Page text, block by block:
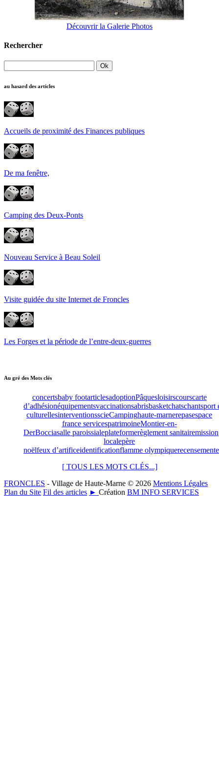
Découvrir la Galerie Photos
Rechercher
au hasard des articles
Accueils de proximité des Finances publiques
De ma fenêtre,
Camping des Deux-Ponts
Nouveau Service à Beau Soleil
Visite guidée du site Internet de Froncles
Les Forges et la période de l’entre-deux-guerres
Au gré des Mots clés
concertsbaby footarticlesadoptionPâquesloisirscourscarte
d’adhésionéquipementsvaccinationsabrisbasketchatschantsport
culturellesinterventionsscieCampinghaute-marnerepasespace
france servicespatrimoineMontier-en-
DerBocciasalle paroissialeplateformerèglement sanitairemission
localepère
noëlfeux d’artificeidentificationflamme olympiquerecensement
[ TOUS LES MOTS CLÉS...]
FRONCLES - Village de Haute-Marne © 2026 Mentions Légales
Plan du Site Fil des articles ► Création BM INFO SERVICES